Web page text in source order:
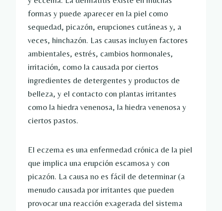
formas y puede aparecer en la piel como
sequedad, picazón, erupciones cutáneas y, a
veces, hinchazón. Las causas incluyen factores
ambientales, estrés, cambios hormonales,
irritación, como la causada por ciertos
ingredientes de detergentes y productos de
belleza, y el contacto con plantas irritantes
como la hiedra venenosa, la hiedra venenosa y
ciertos pastos.
El eczema es una enfermedad crónica de la piel
que implica una erupción escamosa y con
picazón. La causa no es fácil de determinar (a
menudo causada por irritantes que pueden
provocar una reacción exagerada del sistema